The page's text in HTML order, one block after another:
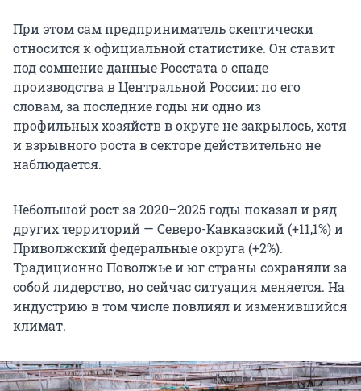
При этом сам предприниматель скептически
относится к официальной статистике. Он ставит
под сомнение данные Росстата о спаде
производства в Центральной России: по его
словам, за последние годы ни одно из
профильных хозяйств в округе не закрылось, хотя
и взрывного роста в секторе действительно не
наблюдается.
Небольшой рост за 2020–2025 годы показал и ряд
других территорий — Северо-Кавказский (+11,1%) и
Приволжский федеральные округа (+2%).
Традиционно Поволжье и юг страны сохраняли за
собой лидерство, но сейчас ситуация меняется. На
индустрию в том числе повлиял и изменившийся
климат.